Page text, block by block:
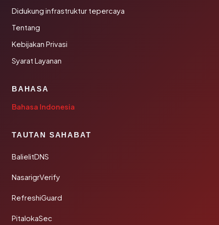
Didukung infrastruktur tepercaya
Tentang
Kebijakan Privasi
Syarat Layanan
BAHASA
Bahasa Indonesia
TAUTAN SAHABAT
BalielitDNS
NasarigrVerify
RefreshiGuard
PitalokaSec